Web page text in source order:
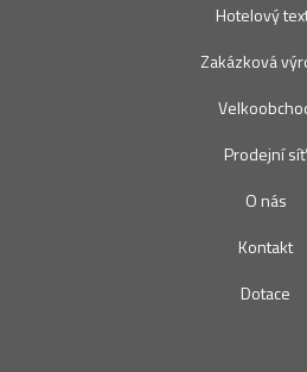
Hotelový
Zakázková
Prodejní síť
O nás
Kontakt
Dotace